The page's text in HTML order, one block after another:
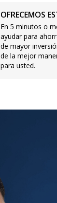
OFRECEMOS
En 5 minutos o
ayudar para
de mayor
de la mejor
para usted.